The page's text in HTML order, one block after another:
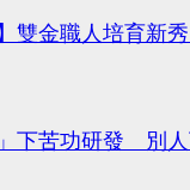
】雙金職人培育
」下苦功研發 別